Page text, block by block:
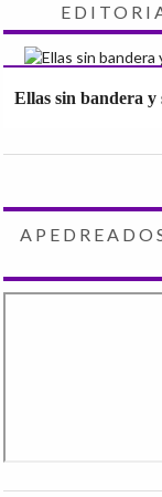
Ellas sin bandera y